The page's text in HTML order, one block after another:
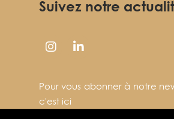
Suivez notre
Pour vous abonner à notre
c'est ici